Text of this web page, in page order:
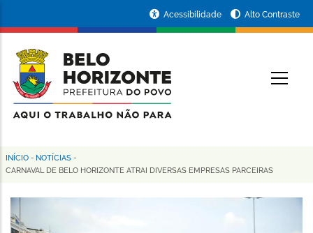
conteúdo
principal
da
Prefeitura
de
Horizonte
Acessibilidade Alto Contraste
Trilha
navegação
INÍCIO - NOTÍCIAS -
CARNAVAL DE BELO HORIZONTE ATRAI DIVERSAS EMPRESAS PARCEIRAS